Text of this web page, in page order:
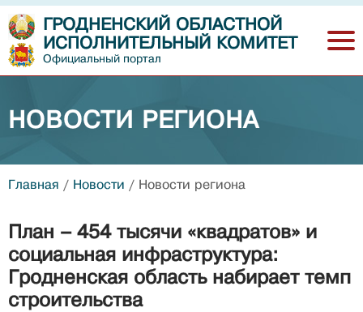
ГРОДНЕНСКИЙ ОБЛАСТНОЙ
ИСПОЛНИТЕЛЬНЫЙ КОМИТЕТ
Официальный портал
НОВОСТИ РЕГИОНА
Главная / Новости / Новости региона
План – 454 тысячи «квадратов» и
социальная инфраструктура:
Гродненская область набирает темп
строительства